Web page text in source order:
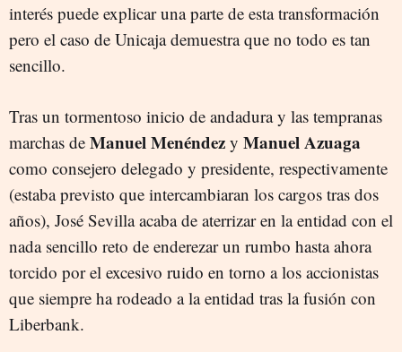
interés puede explicar una parte de esta transformación
pero el caso de Unicaja demuestra que no todo es tan
sencillo.
Tras un tormentoso inicio de andadura y las tempranas
marchas de Manuel Menéndez y Manuel Azuaga
como consejero delegado y presidente, respectivamente
(estaba previsto que intercambiaran los cargos tras dos
años), José Sevilla acaba de aterrizar en la entidad con el
nada sencillo reto de enderezar un rumbo hasta ahora
torcido por el excesivo ruido en torno a los accionistas
que siempre ha rodeado a la entidad tras la fusión con
Liberbank.